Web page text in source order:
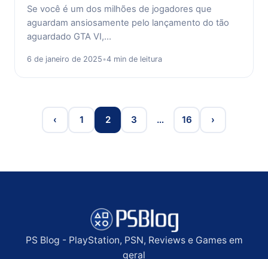
Se você é um dos milhões de jogadores que
aguardam ansiosamente pelo lançamento do tão
aguardado GTA VI,…
6 de janeiro de 2025•4 min de leitura
‹ 1 2 3 … 16 ›
PS Blog - PlayStation, PSN, Reviews e Games em
geral